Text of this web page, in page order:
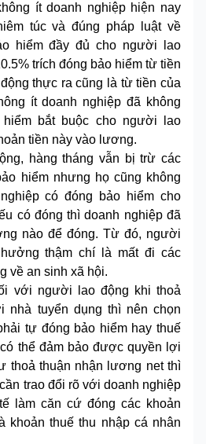
ít doanh nghiệp hiện nay
túc và đúng pháp luật về
hiểm đầy đủ cho người lao
trích đóng bảo hiểm từ tiền
thực ra cũng là từ tiền của
ít doanh nghiệp đã không
bắt buộc cho người lao
tiền này vào lương.
hàng tháng vẫn bị trừ các
hiểm nhưng họ cũng không
có đóng bảo hiểm cho
có đóng thì doanh nghiệp đã
nào để đóng. Từ đó, người
thậm chí là mất đi các
về an sinh xã hội.
với người lao động khi thoả
nhà tuyển dụng thì nên chọn
tự đóng bảo hiểm hay thuế
thể đảm bảo được quyền lợi
thoả thuận nhận lương net thì
trao đổi rõ với doanh nghiệp
làm căn cứ đóng các khoản
khoản thuế thu nhập cá nhân